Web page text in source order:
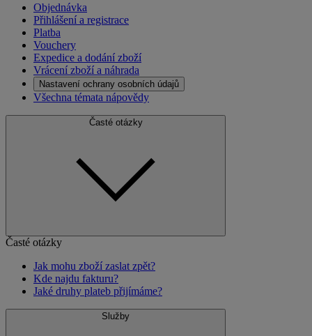
Objednávka
Přihlášení a registrace
Platba
Vouchery
Expedice a dodání zboží
Vrácení zboží a náhrada
Nastavení ochrany osobních údajů
Všechna témata nápovědy
Časté otázky
Časté otázky
Jak mohu zboží zaslat zpět?
Kde najdu fakturu?
Jaké druhy plateb přijímáme?
Služby